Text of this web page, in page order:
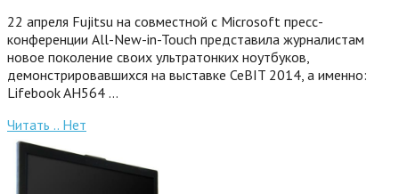
22 апреля Fujitsu на совместной с Microsoft пресс-
конференции All-New-in-Touch представила журналистам
новое поколение своих ультратонких ноутбуков,
демонстрировавшихся на выставке CeBIT 2014, а именно:
Lifebook AH564 …
Читать .. Нет